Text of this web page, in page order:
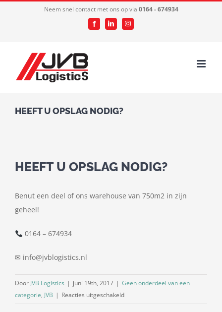
Neem snel contact met ons op via 0164 - 674934
FacebookLinkedInInstagram
HEEFT U OPSLAG NODIG?
HEEFT U OPSLAG NODIG?
Benut een deel of ons warehouse van 750m2 in zijn
geheel!
0164 – 674934
✉ info@jvblogistics.nl
Door JVB Logistics | juni 19th, 2017 | Geen onderdeel van een
categorie, JVB | Reacties uitgeschakeldvoor